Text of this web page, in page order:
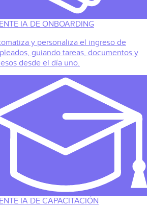
IA DE ONBOARDING
y personaliza el ingreso de
guiando tareas, documentos y
desde el día uno.
IA DE CAPACITACIÓN